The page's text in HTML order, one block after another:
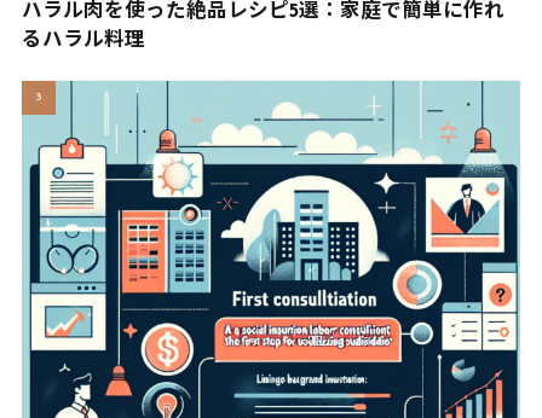
ハラル肉を使った絶品レシピ5選：家庭で簡単に作れ
るハラル料理